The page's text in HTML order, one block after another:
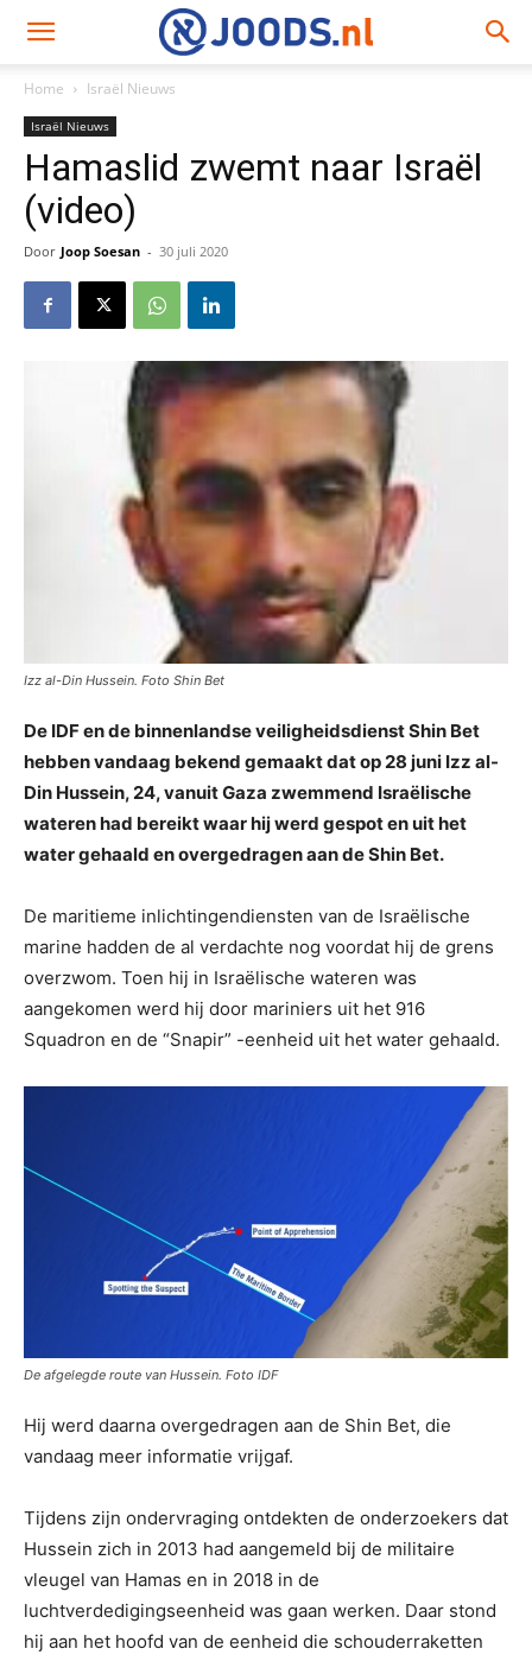
Home Israël Nieuws
Israël Nieuws
Hamaslid zwemt naar Israël
(video)
Door Joop Soesan - 30 juli 2020
Izz al-Din Hussein. Foto Shin Bet
De IDF en de binnenlandse veiligheidsdienst Shin Bet
hebben vandaag bekend gemaakt dat op 28 juni Izz al-
Din Hussein, 24, vanuit Gaza zwemmend Israëlische
wateren had bereikt waar hij werd gespot en uit het
water gehaald en overgedragen aan de Shin Bet.
De maritieme inlichtingendiensten van de Israëlische
marine hadden de al verdachte nog voordat hij de grens
overzwom. Toen hij in Israëlische wateren was
aangekomen werd hij door mariniers uit het 916
Squadron en de “Snapir” -eenheid uit het water gehaald.
De afgelegde route van Hussein. Foto IDF
Hij werd daarna overgedragen aan de Shin Bet, die
vandaag meer informatie vrijgaf.
Tijdens zijn ondervraging ontdekten de onderzoekers dat
Hussein zich in 2013 had aangemeld bij de militaire
vleugel van Hamas en in 2018 in de
luchtverdedigingseenheid was gaan werken. Daar stond
hij aan het hoofd van de eenheid die schouderraketten